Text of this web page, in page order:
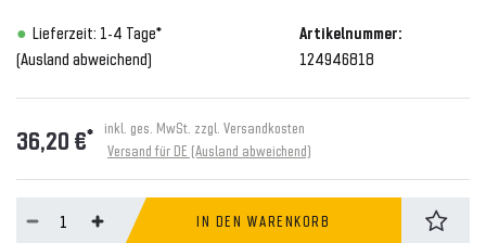
Lieferzeit: 1-4 Tage*
(Ausland abweichend)
Artikelnummer:
124946818
36,20 €* inkl. ges. MwSt. zzgl. Versandkosten
Versand für DE (Ausland abweichend)
IN DEN WARENKORB